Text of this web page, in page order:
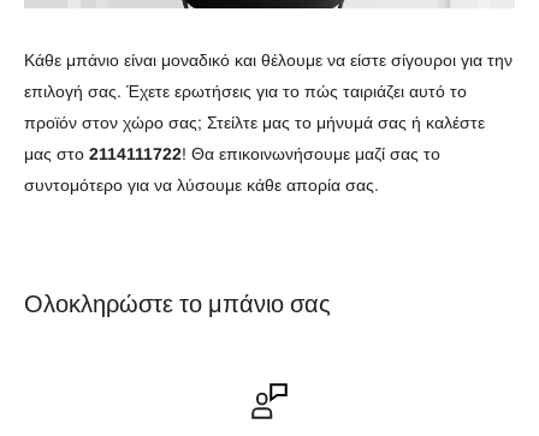
Κάθε μπάνιο είναι μοναδικό και θέλουμε να είστε σίγουροι για την
επιλογή σας. Έχετε ερωτήσεις για το πώς ταιριάζει αυτό το
προϊόν στον χώρο σας; Στείλτε μας το μήνυμά σας ή καλέστε
μας στο 2114111722! Θα επικοινωνήσουμε μαζί σας το
συντομότερο για να λύσουμε κάθε απορία σας.
Ολοκληρώστε το μπάνιο σας